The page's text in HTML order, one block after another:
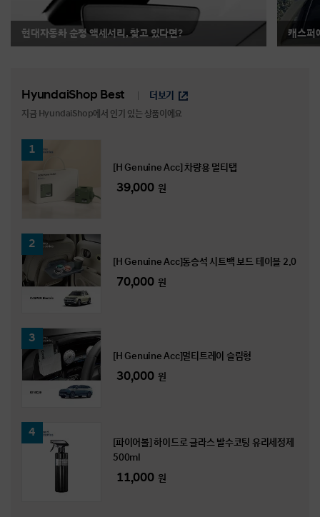
현대자동차 순정 액세서리, 찾고 있다면? 캐스퍼
HyundaiShop Best 더보기
지금 HyundaiShop에서 인기 있는 상품이에요
1
위
[H Genuine Acc] 차량용 멀티탭
39,000 원
2
위
[H Genuine Acc]동승석 시트백 보드 테이블 2.0
70,000 원
3
위
[H Genuine Acc]멀티트레이 슬림형
30,000 원
4
위
[파이어볼] 하이드로 글라스 발수코팅 유리세정제
500ml
11,000 원